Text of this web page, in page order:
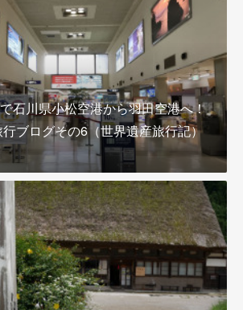
石川県小松空港から羽田空港へ！
ブログその6（世界遺産旅行記）